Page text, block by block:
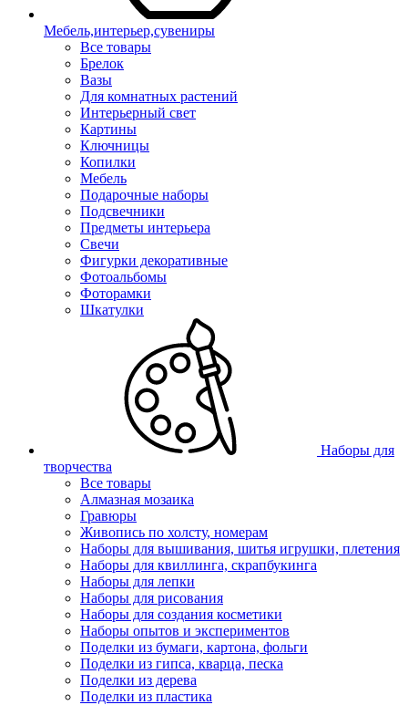
Мебель,интерьер,сувениры
Все товары
Брелок
Вазы
Для комнатных растений
Интерьерный свет
Картины
Ключницы
Копилки
Мебель
Подарочные наборы
Подсвечники
Предметы интерьера
Свечи
Фигурки декоративные
Фотоальбомы
Фоторамки
Шкатулки
Наборы для
творчества
Все товары
Алмазная мозаика
Гравюры
Живопись по холсту, номерам
Наборы для вышивания, шитья игрушки, плетения
Наборы для квиллинга, скрапбукинга
Наборы для лепки
Наборы для рисования
Наборы для создания косметики
Наборы опытов и экспериментов
Поделки из бумаги, картона, фольги
Поделки из гипса, кварца, песка
Поделки из дерева
Поделки из пластика